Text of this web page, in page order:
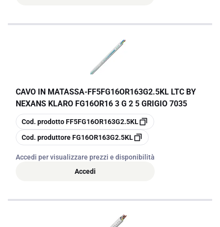
CAVO IN MATASSA-FF5FG16OR163G2.5KL LTC BY
NEXANS KLARO FG16OR16 3 G 2 5 GRIGIO 7035
copia
Cod. prodottoFF5FG16OR163G2.5KL
copia
Cod. produttoreFG16OR163G2.5KL
Accedi per visualizzare prezzi e disponibilità
Accedi